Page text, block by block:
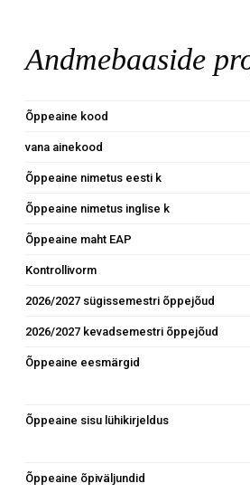
Andmebaaside
Õppeaine kood
vana ainekood
Õppeaine nimetus eesti k
Õppeaine nimetus inglise k
Õppeaine maht EAP
Kontrollivorm
2026/2027 sügissemestri õppejõud
2026/2027 kevadsemestri õppejõud
Õppeaine eesmärgid
Õppeaine sisu lühikirjeldus
Õppeaine õpiväljundid